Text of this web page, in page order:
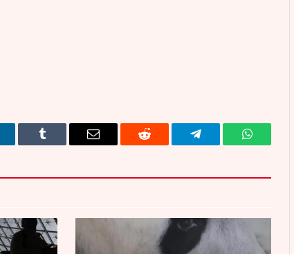
Tumblr Email Reddit Telegram WhatsApp